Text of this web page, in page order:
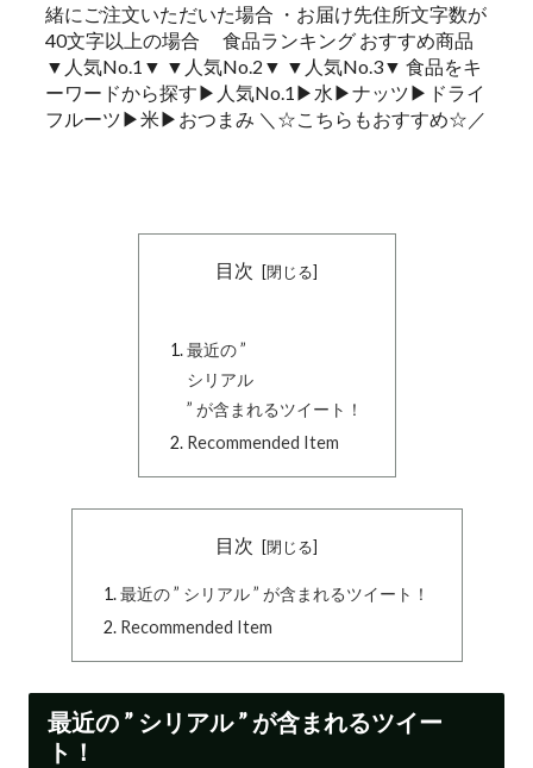
緒にご注文いただいた場合 ・お届け先住所文字数が
40文字以上の場合 食品ランキング おすすめ商品
▼人気No.1▼ ▼人気No.2▼ ▼人気No.3▼ 食品をキ
ーワードから探す▶人気No.1▶水▶ナッツ▶ドライ
フルーツ▶米▶おつまみ ＼☆こちらもおすすめ☆／
目次
最近の ”
シリアル
” が含まれるツイート！
Recommended Item
目次
最近の ” シリアル ” が含まれるツイート！
Recommended Item
最近の ” シリアル ” が含まれるツイー
ト！